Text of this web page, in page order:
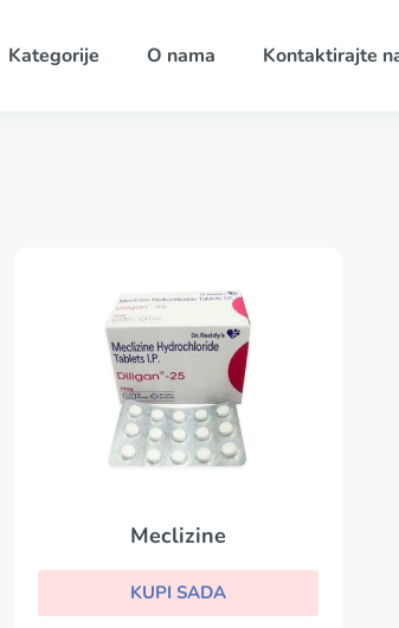
Kategorije O nama Kontaktirajte
Meclizine
KUPI SADA